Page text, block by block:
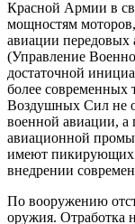
Красной Армии в
мощностям
авиации
(Управление
достаточной
более современных
Воздушных Сил не
военной авиации, а
авиационной
имеют пикирующих
внедрении
По вооружению
оружия. Отработка